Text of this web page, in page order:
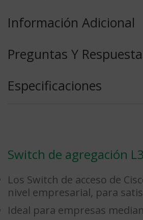
Información Adicional
Preguntas Y
Especificaciones
Switch de agregación
Los Switch de acceso de
nivel empresarial, para
Ideal para empresas